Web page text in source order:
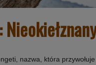
nazwa, która